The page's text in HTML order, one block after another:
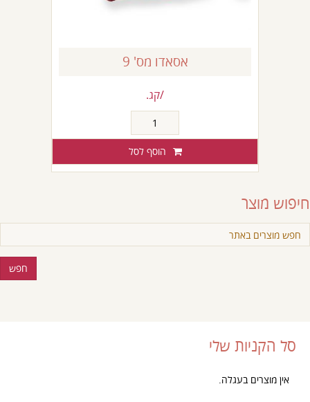
אסאדו מס' 9
/קג.
של
אסאדו
מס'
הוסף לסל
חיפוש מוצר
סל הקניות שלי
אין מוצרים בעגלה.